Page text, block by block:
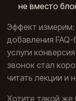
не вместо
Эффект
добавления
услуги
звонок стал
читать лекции и
Хотите такой